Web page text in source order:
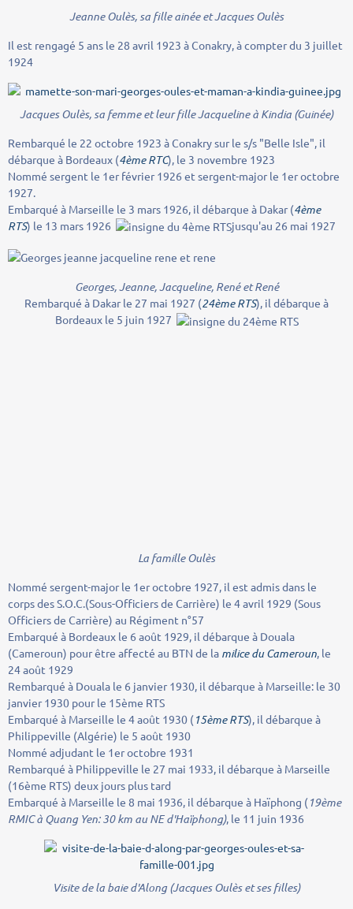
Jeanne Oulès, sa fille ainée et Jacques Oulès
Il est rengagé 5 ans le 28 avril 1923 à Conakry, à compter du 3 juillet
1924
Jacques Oulès, sa femme et leur fille Jacqueline à Kindia (Guinée)
Rembarqué le 22 octobre 1923 à Conakry sur le s/s "Belle Isle", il
débarque à Bordeaux (4ème RTC), le 3 novembre 1923
Nommé sergent le 1er février 1926 et sergent-major le 1er octobre
1927.
Embarqué à Marseille le 3 mars 1926, il débarque à Dakar (4ème
RTS) le 13 mars 1926 jusqu'au 26 mai 1927
Georges, Jeanne, Jacqueline, René et René
Rembarqué à Dakar le 27 mai 1927 (24ème RTS), il débarque à
Bordeaux le 5 juin 1927
La famille Oulès
Nommé sergent-major le 1er octobre 1927, il est admis dans le
corps des S.O.C.(Sous-Officiers de Carrière) le 4 avril 1929 (Sous
Officiers de Carrière) au Régiment n°57
Embarqué à Bordeaux le 6 août 1929, il débarque à Douala
(Cameroun) pour être affecté au BTN de la milice du Cameroun, le
24 août 1929
Rembarqué à Douala le 6 janvier 1930, il débarque à Marseille: le 30
janvier 1930 pour le 15ème RTS
Embarqué à Marseille le 4 août 1930 (15ème RTS), il débarque à
Philippeville (Algérie) le 5 août 1930
Nommé adjudant le 1er octobre 1931
Rembarqué à Philippeville le 27 mai 1933, il débarque à Marseille
(16ème RTS) deux jours plus tard
Embarqué à Marseille le 8 mai 1936, il débarque à Haïphong (19ème
RMIC à Quang Yen: 30 km au NE d'Haïphong), le 11 juin 1936
Visite de la baie d'Along (Jacques Oulès et ses filles)